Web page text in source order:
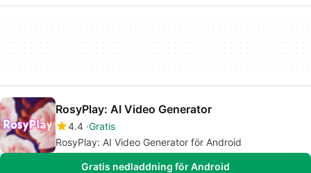
RosyPlay: AI Video Generator
4.4 Gratis
RosyPlay: AI Video Generator för Android
Gratis nedladdning för Android